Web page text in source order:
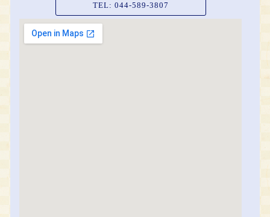
TEL: 044-589-3807